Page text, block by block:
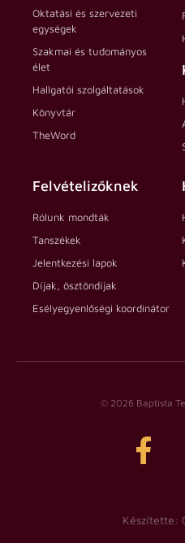
Oktatási és szervezeti
egységek
Szakmai és tudományos
élet
Hallgatói szolgáltatások
Könyvtár
TheWord
Felvételizőknek
Rólunk mondták
Tanszékek
Jelentkezési lapok
Díjak, ösztöndíjak
Esélyegyenlőségi koordinátor
© 2026 Baptista
Készítette: